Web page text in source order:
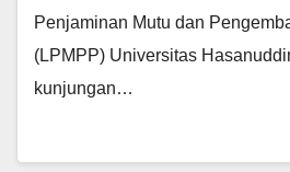
Penjaminan Mutu dan
(LPMPP) Universitas
kunjungan…